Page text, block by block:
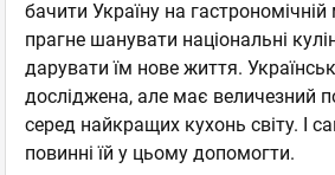
бачити Україну на гастрономічній
прагне шанувати національні
дарувати їм нове життя.
досліджена, але має величезний
серед найкращих кухонь світу. І
повинні їй у цьому допомогти.